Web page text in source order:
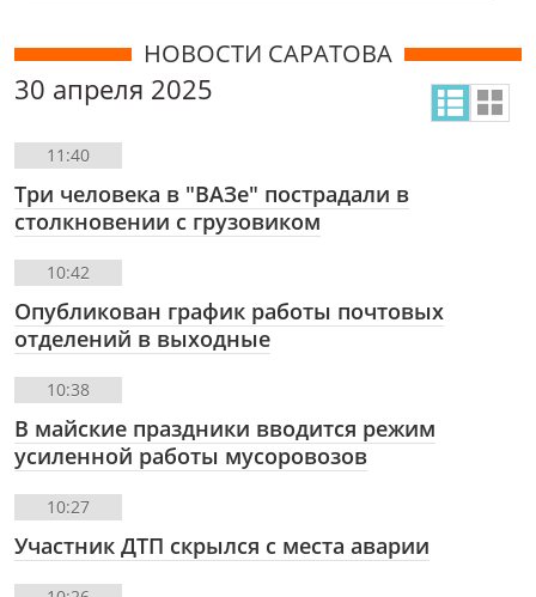
НОВОСТИ САРАТОВА
30 апреля 2025
11:40
Три человека в "ВАЗе" пострадали в
столкновении с грузовиком
10:42
Опубликован график работы почтовых
отделений в выходные
10:38
В майские праздники вводится режим
усиленной работы мусоровозов
10:27
Участник ДТП скрылся с места аварии